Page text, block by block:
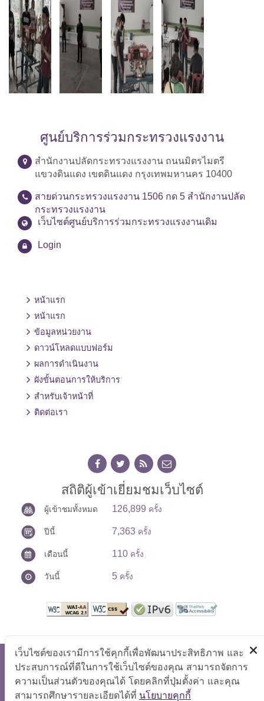
ศูนย์บริการร่วมกระทรวงแรงงาน
สำนักงานปลัดกระทรวงแรงงาน ถนนมิตรไมตรี
แขวงดินแดง เขตดินแดง กรุงเทพมหานคร 10400
สายด่วนกระทรวงแรงงาน 1506 กด 5 สำนักงานปลัด
กระทรวงแรงงาน
เว็บไซต์ศูนย์บริการร่วมกระทรวงแรงงานเดิม
Login
หน้าแรก
หน้าแรก
ข้อมูลหน่วยงาน
ดาวน์โหลดแบบฟอร์ม
ผลการดำเนินงาน
ผังขั้นตอนการให้บริการ
สำหรับเจ้าหน้าที่
ติดต่อเรา
สถิติผู้เข้าเยี่ยมชมเว็บไซต์
ผู้เข้าชมทั้งหมด 126,899 ครั้ง
ปีนี้ 7,363 ครั้ง
เดือนนี้ 110 ครั้ง
วันนี้ 5 ครั้ง
สงวนลิขสิทธิ์ © 2569 ศูนย์บริการร่วมกระทรวงแรงงาน
แสดงผลได้ดีที่ขนาดหน้าจอ 1024x768 pixel
แผนผังเว็บไซต์| คำถามที่พบบ่อย| นโยบายเว็บไซต์
เว็บไซต์ของเรามีการใช้คุกกี้เพื่อพัฒนาประสิทธิภาพ และ
ประสบการณ์ที่ดีในการใช้เว็บไซต์ของคุณ สามารถจัดการ
ความเป็นส่วนตัวของคุณได้ โดยคลิกที่ปุ่มตั้งค่า และคุณ
สามารถศึกษารายละเอียดได้ที่ นโยบายคุกกี้